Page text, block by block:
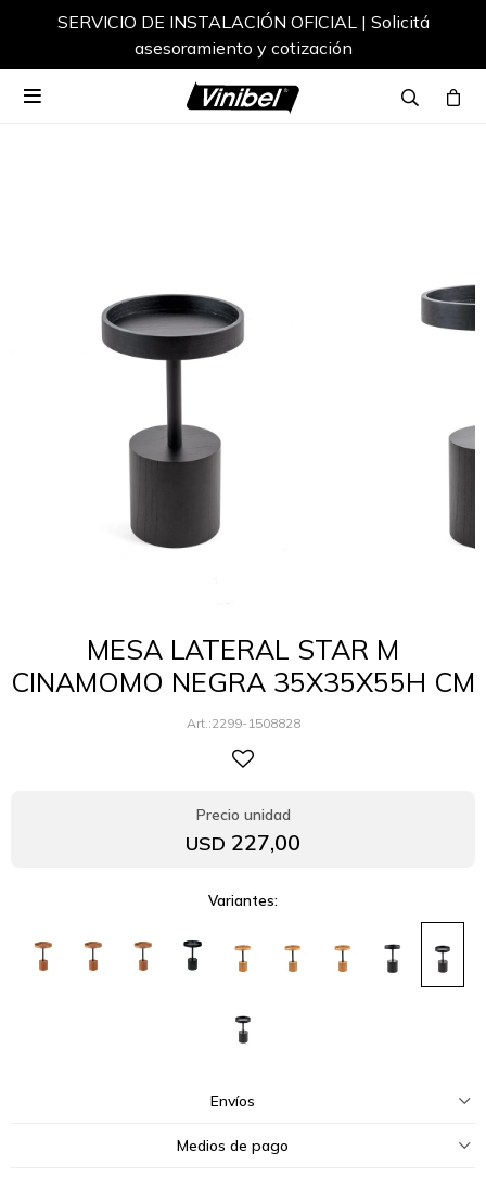
SERVICIO DE INSTALACIÓN OFICIAL | Solicitá
asesoramiento y cotización

MESA LATERAL STAR M
CINAMOMO NEGRA 35X35X55H CM
2299-1508828
USD 227,00
Variantes:
Envíos
Medios de pago